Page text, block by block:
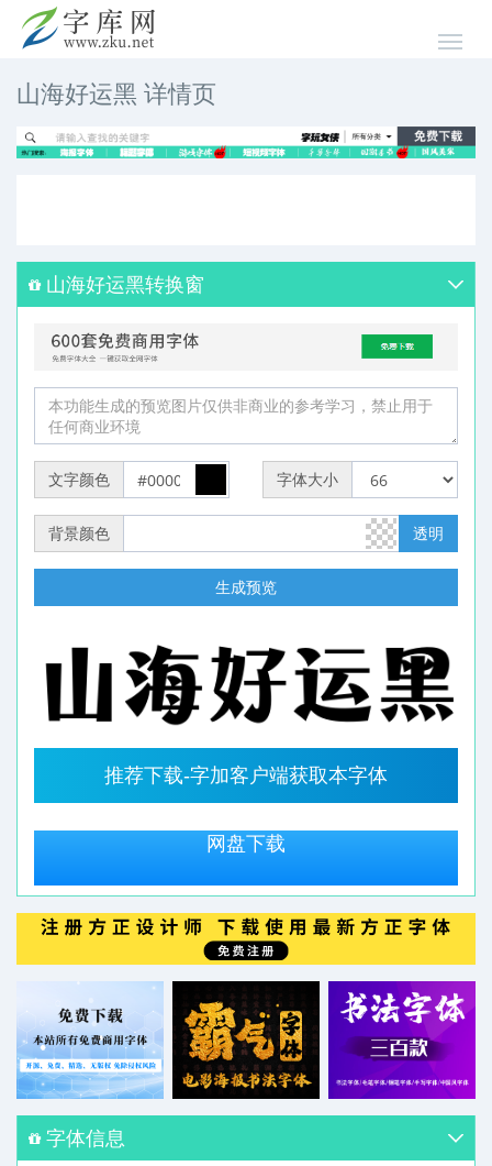
山海好运黑 详情页
山海好运黑转换窗
文字颜色 字体大小
背景颜色 透明
生成预览
推荐下载-字加客户端获取本字体
网盘下载
字体信息